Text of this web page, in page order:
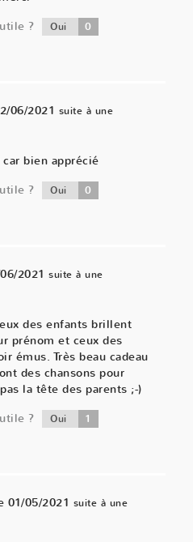
?
Oui 0
06/2021 suite à une
bien apprécié
?
Oui 0
2021 suite à une
des enfants brillent
prénom et ceux des
émus. Très beau cadeau
des chansons pour
la tête des parents ;-)
?
Oui 1
01/05/2021 suite à une